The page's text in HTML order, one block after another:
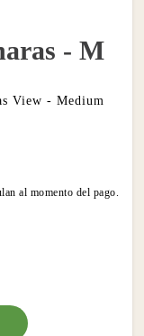
- M
View - Medium
al momento del pago.